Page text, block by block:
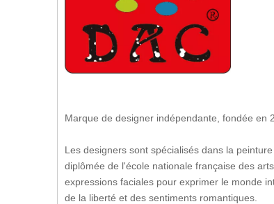
Marque de designer indépendante, fondée en
Les designers sont spécialisés dans la
diplômée de l'école nationale française des
expressions faciales pour exprimer le monde
de la liberté et des sentiments romantiques.